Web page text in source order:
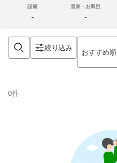
設備
-
温泉・お風呂
-
絞り込み おすすめ順
0件